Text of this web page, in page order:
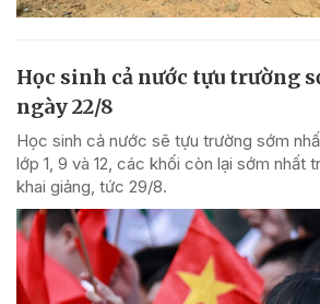
Học sinh cả nước tựu trường
ngày 22/8
Học sinh cả nước sẽ tựu trường sớm
lớp 1, 9 và 12, các khối còn lại sớm nhất
khai giảng, tức 29/8.